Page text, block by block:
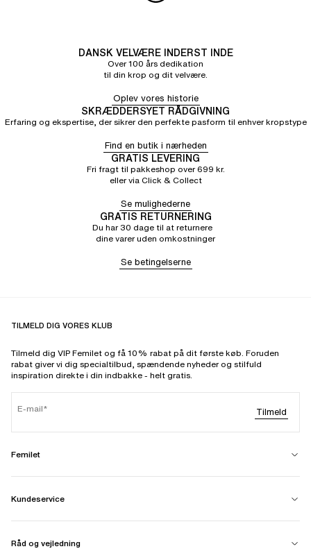
DANSK VELVÆRE INDERST INDE
Over 100 års dedikation
til din krop og dit velvære.
Oplev vores historie
SKRÆDDERSYET RÅDGIVNING
Erfaring og ekspertise, der sikrer den perfekte pasform til enhver kropstype
Find en butik i nærheden
GRATIS LEVERING
Fri fragt til pakkeshop over 699 kr.
eller via Click & Collect
Se mulighederne
GRATIS RETURNERING
Du har 30 dage til at returnere
dine varer uden omkostninger
Se betingelserne
TILMELD DIG VORES KLUB
Tilmeld dig VIP Femilet og få 10% rabat på dit første køb. Foruden
rabat giver vi dig specialtilbud, spændende nyheder og stilfuld
inspiration direkte i din indbakke - helt gratis.
E-mail Tilmeld
Femilet
Kundeservice
Råd og vejledning